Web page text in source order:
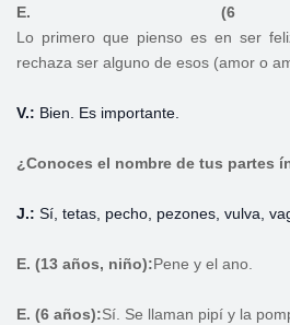
E. (6
Lo primero que pienso es en ser
rechaza ser alguno de esos (amor o
V.: Bien. Es importante.
¿Conoces el nombre de tus partes
J.: Sí, tetas, pecho, pezones, vulva,
E. (13 años, niño):Pene y el ano.
E. (6 años):Sí. Se llaman pipí y la